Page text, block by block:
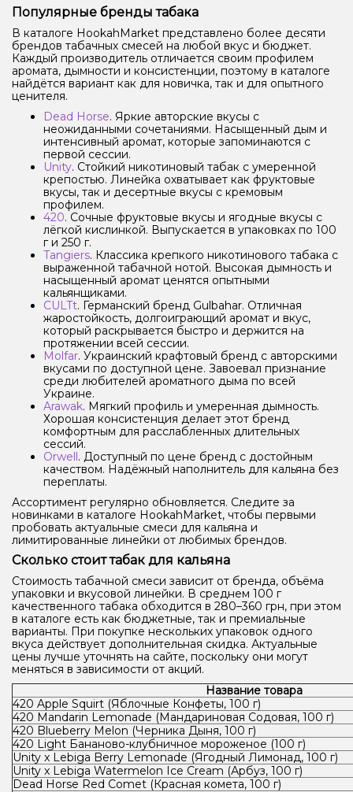
Популярные бренды табака
В каталоге HookahMarket представлено более десяти
брендов табачных смесей на любой вкус и бюджет.
Каждый производитель отличается своим профилем
аромата, дымности и консистенции, поэтому в каталоге
найдётся вариант как для новичка, так и для опытного
ценителя.
Dead Horse. Яркие авторские вкусы с
неожиданными сочетаниями. Насыщенный дым и
интенсивный аромат, которые запоминаются с
первой сессии.
Unity. Стойкий никотиновый табак с умеренной
крепостью. Линейка охватывает как фруктовые
вкусы, так и десертные вкусы с кремовым
профилем.
420. Сочные фруктовые вкусы и ягодные вкусы с
лёгкой кислинкой. Выпускается в упаковках по 100
г и 250 г.
Tangiers. Классика крепкого никотинового табака с
выраженной табачной нотой. Высокая дымность и
насыщенный аромат ценятся опытными
кальянщиками.
CULTt. Германский бренд Gulbahar. Отличная
жаростойкость, долгоиграющий аромат и вкус,
который раскрывается быстро и держится на
протяжении всей сессии.
Molfar. Украинский крафтовый бренд с авторскими
вкусами по доступной цене. Завоевал признание
среди любителей ароматного дыма по всей
Украине.
Arawak. Мягкий профиль и умеренная дымность.
Хорошая консистенция делает этот бренд
комфортным для расслабленных длительных
сессий.
Orwell. Доступный по цене бренд с достойным
качеством. Надёжный наполнитель для кальяна без
переплаты.
Ассортимент регулярно обновляется. Следите за
новинками в каталоге HookahMarket, чтобы первыми
пробовать актуальные смеси для кальяна и
лимитированные линейки от любимых брендов.
Сколько стоит табак для кальяна
Стоимость табачной смеси зависит от бренда, объёма
упаковки и вкусовой линейки. В среднем 100 г
качественного табака обходится в 280–360 грн, при этом
в каталоге есть как бюджетные, так и премиальные
варианты. При покупке нескольких упаковок одного
вкуса действует дополнительная скидка. Актуальные
цены лучше уточнять на сайте, поскольку они могут
меняться в зависимости от акций.
Название товара
420 Apple Squirt (Яблочные Конфеты, 100 г)
420 Mandarin Lemonade (Мандариновая Содовая, 100 г)
420 Blueberry Melon (Черника Дыня, 100 г)
420 Light Бананово-клубничное мороженое (100 г)
Unity x Lebiga Berry Lemonade (Ягодный Лимонад, 100 г)
Unity x Lebiga Watermelon Ice Cream (Арбуз, 100 г)
Dead Horse Red Comet (Красная комета, 100 г)